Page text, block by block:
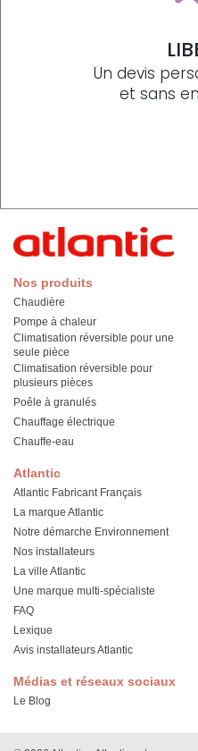
Un devis
et sans
Atlantic
Atlantic Fabricant Français
La marque Atlantic
Notre démarche Environnement
Nos installateurs
La ville Atlantic
Une marque multi-spécialiste
FAQ
Lexique
Avis installateurs Atlantic
Nos produits
Chaudière
Pompe à chaleur
Climatisation réversible pour une
seule pièce
Climatisation réversible pour
plusieurs pièces
Poêle à granulés
Chauffage électrique
Chauffe-eau
Médias et réseaux sociaux
Le Blog